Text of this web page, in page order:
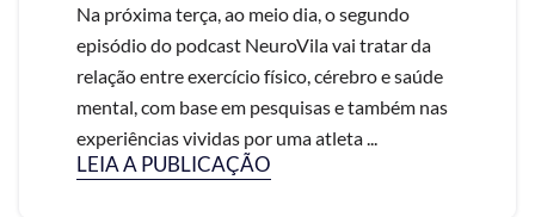
Na próxima terça, ao meio dia, o segundo
episódio do podcast NeuroVila vai tratar da
relação entre exercício físico, cérebro e saúde
mental, com base em pesquisas e também nas
experiências vividas por uma atleta ...
LEIA A PUBLICAÇÃO